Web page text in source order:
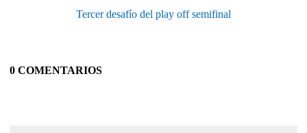
Tercer desafío del play off semifinal
0 COMENTARIOS